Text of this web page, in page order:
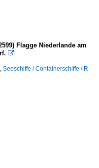
Flagge Niederlande am

, Seeschiffe / Containerschiffe / R